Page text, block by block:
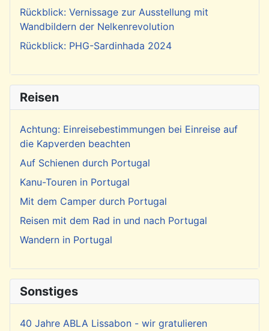
Rückblick: Vernissage zur Ausstellung mit
Wandbildern der Nelkenrevolution
Rückblick: PHG-Sardinhada 2024
Reisen
Achtung: Einreisebestimmungen bei Einreise auf
die Kapverden beachten
Auf Schienen durch Portugal
Kanu-Touren in Portugal
Mit dem Camper durch Portugal
Reisen mit dem Rad in und nach Portugal
Wandern in Portugal
Sonstiges
40 Jahre ABLA Lissabon - wir gratulieren